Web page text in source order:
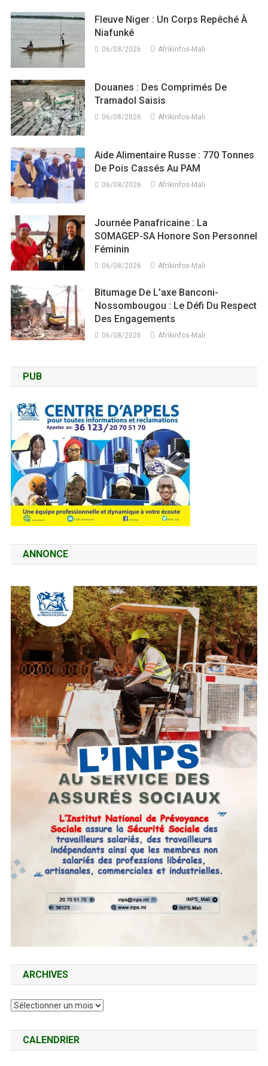
Fleuve Niger : Un Corps Repêché À
Niafunké
06/08/2026 Afrikinfos-Mali
Douanes : Des Comprimés De
Tramadol Saisis
06/08/2026 Afrikinfos-Mali
Aide Alimentaire Russe : 770 Tonnes
De Pois Cassés Au PAM
06/08/2026 Afrikinfos-Mali
Journée Panafricaine : La
SOMAGEP-SA Honore Son Personnel
Féminin
06/08/2026 Afrikinfos-Mali
Bitumage De L’axe Banconi-
Nossombougou : Le Défi Du Respect
Des Engagements
06/08/2026 Afrikinfos-Mali
PUB
ANNONCE
ARCHIVES
Archives
CALENDRIER